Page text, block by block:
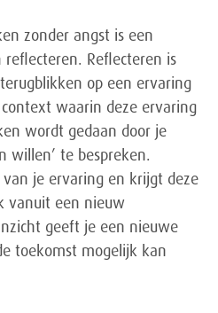
zonder angst is een
reflecteren. Reflecteren is
op een ervaring
waarin deze ervaring
wordt gedaan door je
willen’ te bespreken.
je ervaring en krijgt deze
vanuit een nieuw
geeft je een nieuwe
toekomst mogelijk kan